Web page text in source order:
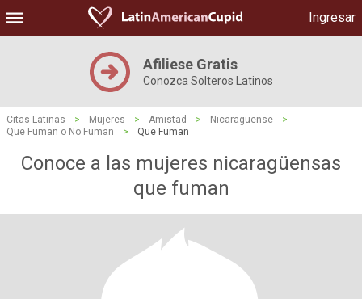
Ingresar
Afiliese Gratis
Conozca Solteros Latinos
Citas Latinas > Mujeres > Amistad > Nicaragüense
>
Que Fuman o No Fuman
> Que Fuman
Conoce a las mujeres nicaragüensas
que fuman